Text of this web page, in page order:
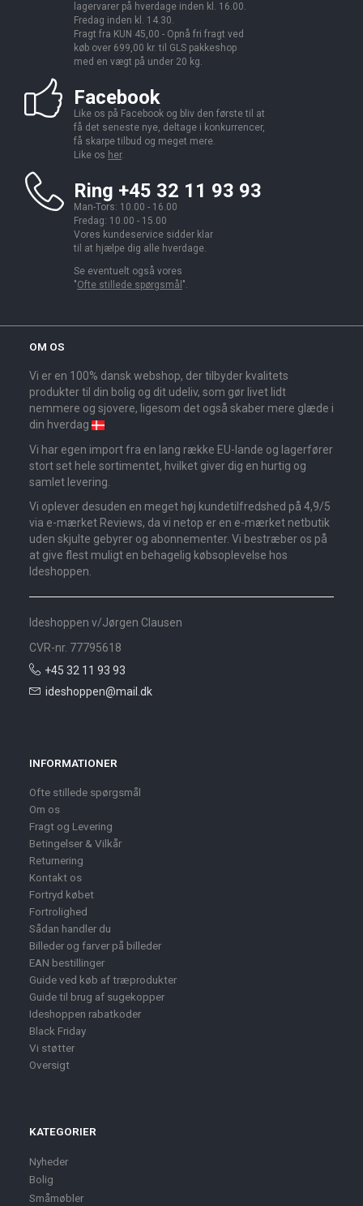
lagervarer på hverdage inden kl. 16.00.
Fredag inden kl. 14.30.
Fragt fra KUN 45,00 - Opnå fri fragt ved
køb over 699,00 kr. til GLS pakkeshop
med en vægt på under 20 kg.
Facebook
Like os på Facebook og bliv den første til at
få det seneste nye, deltage i konkurrencer,
få skarpe tilbud og meget mere.
Like os her.
Ring +45 32 11 93 93
Man-Tors: 10.00 - 16.00
Fredag: 10.00 - 15.00
Vores kundeservice sidder klar
til at hjælpe dig alle hverdage.
Se eventuelt også vores
"Ofte stillede spørgsmål ".
OM OS
Vi er en 100% dansk webshop, der tilbyder kvalitets
produkter til din bolig og dit udeliv, som gør livet lidt
nemmere og sjovere, ligesom det også skaber mere glæde i
din hverdag
Vi har egen import fra en lang række EU-lande og lagerfører
stort set hele sortimentet, hvilket giver dig en hurtig og
samlet levering.
Vi oplever desuden en meget høj kundetilfredshed på 4,9/5
via e-mærket Reviews, da vi netop er en e-mærket netbutik
uden skjulte gebyrer og abonnementer. Vi bestræber os på
at give flest muligt en behagelig købsoplevelse hos
Ideshoppen.
Ideshoppen v/Jørgen Clausen
CVR-nr. 77795618
+45 32 11 93 93
ideshoppen@mail.dk
INFORMATIONER
Ofte stillede spørgsmål
Om os
Fragt og Levering
Betingelser & Vilkår
Returnering
Kontakt os
Fortryd købet
Fortrolighed
Sådan handler du
Billeder og farver på billeder
EAN bestillinger
Guide ved køb af træprodukter
Guide til brug af sugekopper
Ideshoppen rabatkoder
Black Friday
Vi støtter
Oversigt
KATEGORIER
Nyheder
Bolig
Småmøbler